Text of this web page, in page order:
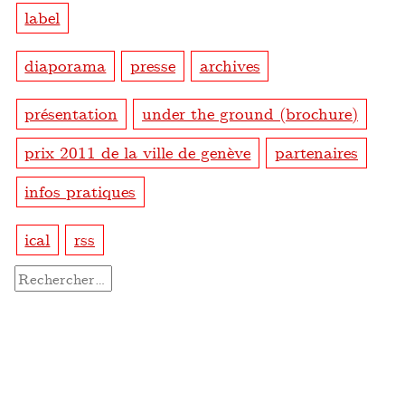
label
diaporama presse archives
présentation
under the ground (brochure)
prix 2011 de la ville de genève
partenaires
infos pratiques
ical rss
Rechercher :